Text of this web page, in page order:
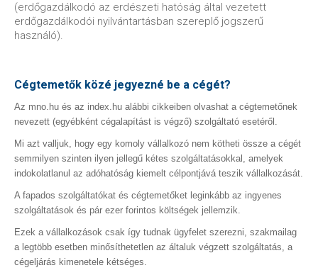
(erdőgazdálkodó az erdészeti hatóság által vezetett
erdőgazdálkodói nyilvántartásban szereplő jogszerű
használó).
Cégtemetők közé jegyezné be a cégét?
Az mno.hu és az index.hu alábbi cikkeiben olvashat a cégtemetőnek
nevezett (egyébként cégalapítást is végző) szolgáltató esetéről.
Mi azt valljuk, hogy egy komoly vállalkozó nem kötheti össze a cégét
semmilyen szinten ilyen jellegű kétes szolgáltatásokkal, amelyek
indokolatlanul az adóhatóság kiemelt célpontjává teszik vállalkozását.
A fapados szolgáltatókat és cégtemetőket leginkább az ingyenes
szolgáltatások és pár ezer forintos költségek jellemzik.
Ezek a vállalkozások csak így tudnak ügyfelet szerezni, szakmailag
a legtöbb esetben minősíthetetlen az általuk végzett szolgáltatás, a
cégeljárás kimenetele kétséges.